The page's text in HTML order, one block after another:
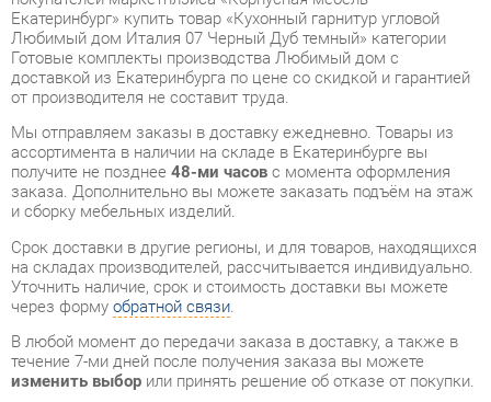
от производителя не составит труда.
Мы отправляем заказы в доставку ежедневно. Товары из
ассортимента в наличии на складе в Екатеринбурге вы
получите не позднее48-ми часовс момента оформления
заказа. Дополнительно вы можете заказать подъём на этаж
и сборку мебельных изделий.
Срок доставки в другие регионы, и для товаров, находящихся
на складах производителей, рассчитывается индивидуально.
Уточнить наличие, срок и стоимость доставки вы можете
через формуобратной связи.
В любой момент до передачи заказа в доставку, а также в
течение 7-ми дней после получения заказа вы можете
изменить выборили принять решение об отказе от покупки.
Несмотря на качественную упаковку, готовые комплекты
могут быть повреждены при транспортировке. Если Вы
заметили дефект при приёме - мы заменим поврежденную
деталь.Повторная доставкатовара -бесплатна.